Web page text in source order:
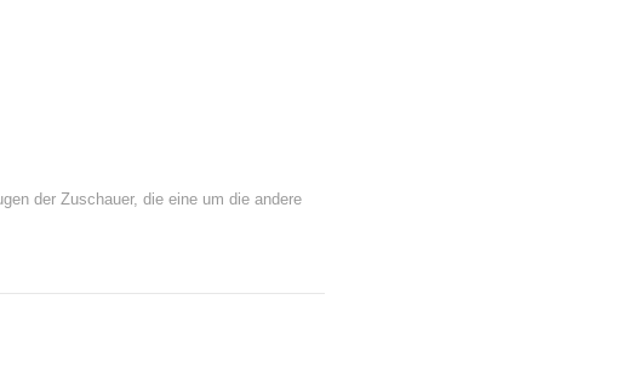
der Zuschauer, die eine um die andere